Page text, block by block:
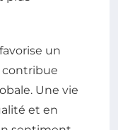
un
contribue
Une vie
et en